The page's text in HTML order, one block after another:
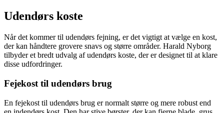
Udendørs koste
Når det kommer til udendørs fejning, er det vigtigt at vælge en kost,
der kan håndtere grovere snavs og større områder. Harald Nyborg
tilbyder et bredt udvalg af udendørs koste, der er designet til at klare
disse udfordringer.
Fejekost til udendørs brug
En fejekost til udendørs brug er normalt større og mere robust end